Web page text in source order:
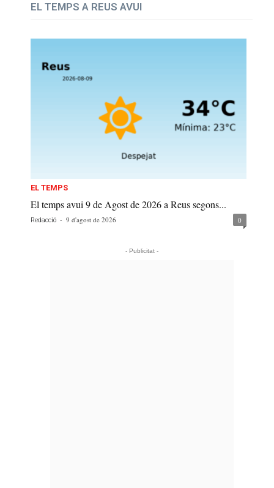
EL TEMPS A REUS AVUI
EL TEMPS
El temps avui 9 de Agost de 2026 a Reus segons...
Redacció - 9 d'agost de 2026 0
- Publicitat -